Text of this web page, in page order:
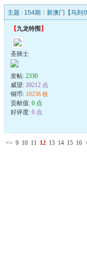
主题 : 154期：新澳门【马
【九龙特围 】
圣骑士
发帖: 2330
威望: 20212 点
铜币: 10238 枚
贡献值: 0 点
好评度: 0 点
<< 9 10 11 12 13 14 15 16